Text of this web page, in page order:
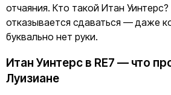
отчаяния. Кто такой Итан
отказывается сдаваться — даже
буквально нет руки.
Итан Уинтерс в RE7 — что
Луизиане